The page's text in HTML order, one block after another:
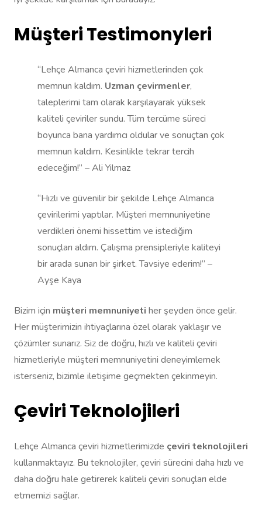
Müşteri Testimonyleri
“Lehçe Almanca çeviri hizmetlerinden çok
memnun kaldım. Uzman çevirmenler,
taleplerimi tam olarak karşılayarak yüksek
kaliteli çeviriler sundu. Tüm tercüme süreci
boyunca bana yardımcı oldular ve sonuçtan çok
memnun kaldım. Kesinlikle tekrar tercih
edeceğim!” – Ali Yılmaz
“Hızlı ve güvenilir bir şekilde Lehçe Almanca
çevirilerimi yaptılar. Müşteri memnuniyetine
verdikleri önemi hissettim ve istediğim
sonuçları aldım. Çalışma prensipleriyle kaliteyi
bir arada sunan bir şirket. Tavsiye ederim!” –
Ayşe Kaya
Bizim için müşteri memnuniyeti her şeyden önce gelir.
Her müşterimizin ihtiyaçlarına özel olarak yaklaşır ve
çözümler sunarız. Siz de doğru, hızlı ve kaliteli çeviri
hizmetleriyle müşteri memnuniyetini deneyimlemek
isterseniz, bizimle iletişime geçmekten çekinmeyin.
Çeviri Teknolojileri
Lehçe Almanca çeviri hizmetlerimizde çeviri teknolojileri
kullanmaktayız. Bu teknolojiler, çeviri sürecini daha hızlı ve
daha doğru hale getirerek kaliteli çeviri sonuçları elde
etmemizi sağlar.